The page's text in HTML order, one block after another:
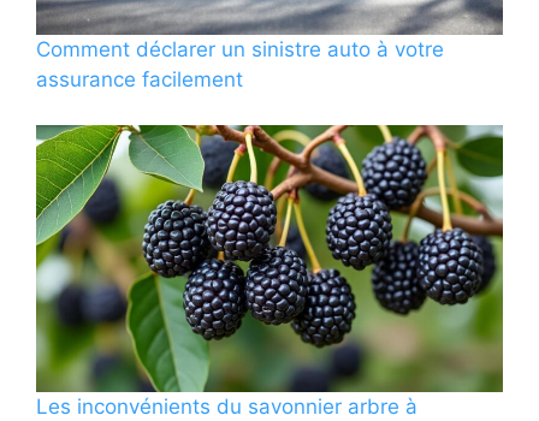
Comment déclarer un sinistre auto à votre
assurance facilement
Les inconvénients du savonnier arbre à